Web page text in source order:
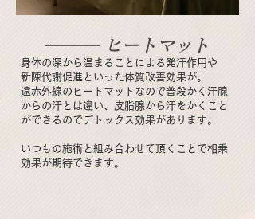
ヒートマット
身体の深から温まることによる発汗作用や
新陳代謝促進といった体質改善効果が。
遠赤外線のヒートマットなので普段かく汗腺
からの汗とは違い、皮脂腺から汗をかくこと
ができるのでデトックス効果があります。
いつもの施術と組み合わせて頂くことで相乗
効果が期待できます。